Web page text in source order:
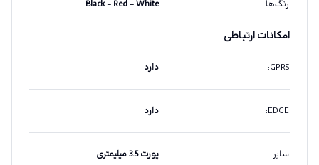
رنگ‌ها:
Black - Red - White
امکانات ارتباطی
GPRS
: دارد
EDGE
: دارد
سایر: پورت 3.5 میلیمتری